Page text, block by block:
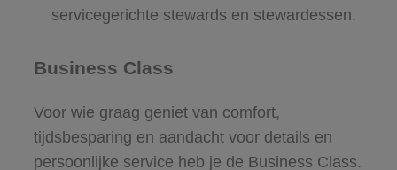
servicegerichte stewards en stewardessen.
Business Class
Voor wie graag geniet van comfort,
tijdsbesparing en aandacht voor details en
persoonlijke service heb je de Business Class.